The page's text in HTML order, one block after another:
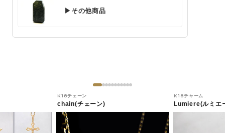
▶その他商品
K18チェーン
chain(チェーン)
K18チャーム
Lumiere(ルミエ